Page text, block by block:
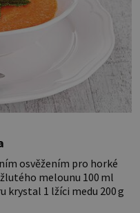
osvěžením pro horké
krystal 1 lžíci medu 200 g